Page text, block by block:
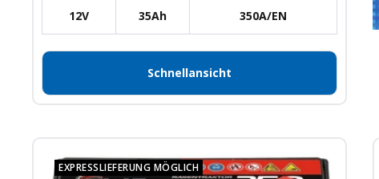
12V 35Ah 350A/EN
Schnellansicht
EXPRESSLIEFERUNG MÖGLICH